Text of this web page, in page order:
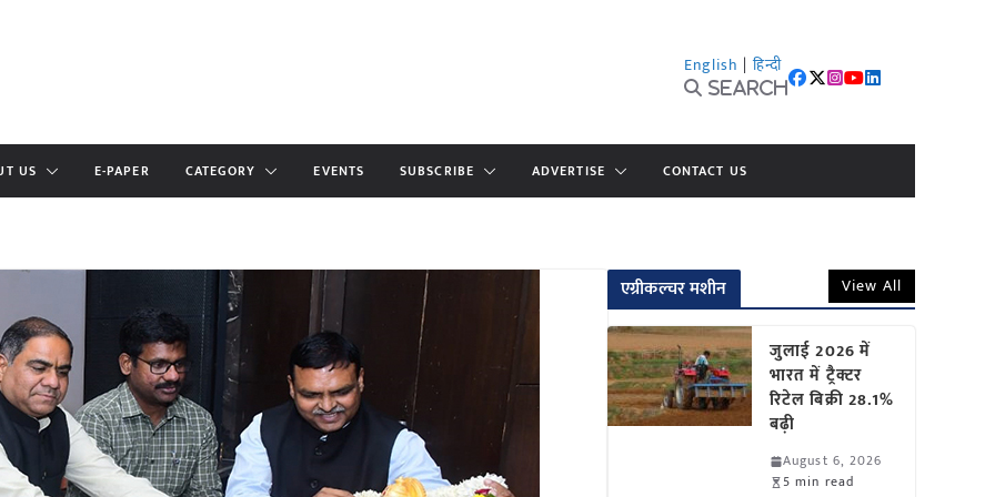
English | हिन्दी
Search
US E-PAPER CATEGORY EVENTS SUBSCRIBE ADVERTISE CONTACT US
एग्रीकल्चर मशीन View All
जुलाई 2026 में
भारत में ट्रैक्टर
रिटेल बिक्री 28.1%
बढ़ी
August 6, 2026
5 min read